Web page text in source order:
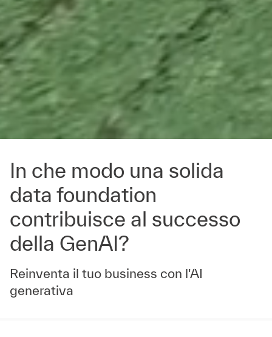
In che modo una solida
data foundation
contribuisce al successo
della GenAI?
Reinventa il tuo business con l'AI
generativa